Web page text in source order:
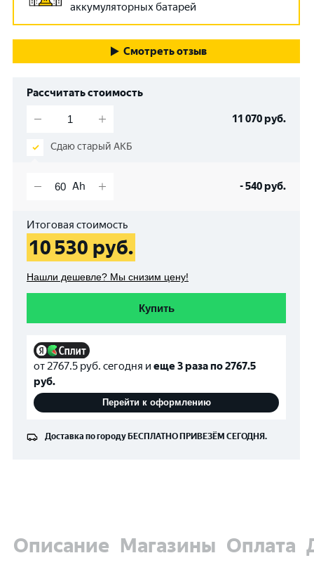
аккумуляторных батарей
Смотреть отзыв
Рассчитать стоимость
11 070руб.
Сдаю старый АКБ
-540руб.
Итоговая стоимость
10 530 руб.
Нашли дешевле? Мы снизим цену!
Купить
от2767.5 руб. сегодня и еще 3 раза по2767.5
руб.
Перейти к оформлению
Доставка по городуБЕСПЛАТНОПРИВЕЗЁМ СЕГОДНЯ.
Описание Магазины Оплата